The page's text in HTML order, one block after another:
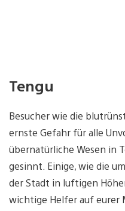
Tengu
Besucher wie die
ernste Gefahr für alle
übernatürliche Wesen in
gesinnt. Einige, wie die
der Stadt in luftigen
wichtige Helfer auf eurer